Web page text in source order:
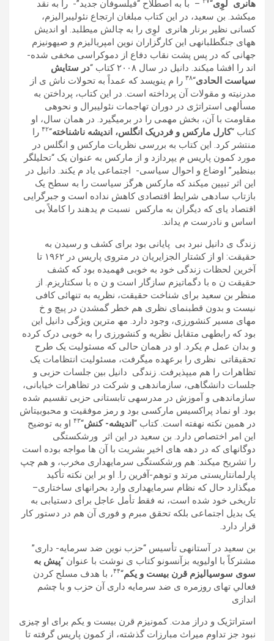
ھانری لوِی“
– با به اصطلاح “فيلسوفان جديد”- را به نقد
میکشد. بن سعيد، در اين کتاب مبلغان ارتجاع نئوليبراليزم،
کسانی نظير برنار ھانری لوِی را به چالش میطلبد. او انديش
هھای جنگطلبانهی اين کارگزاران نوين امپرياليزم و صيھونيزم
جھانی که در پس پشت نقاب دفاع از دموکراسی مخفی شده-
اند را افشا میکند. دانيل در سال ٢٠٠٨ کتاب “
در ستايش
سياست الحادی“٣٨ را م ینويسد که عمداً به تحولات ناش ی از
مدرنيته و مقولات آن پرداخته است. در اين کتاب، پرداختن به
مسألهی استراتژی در دوران تھاجمات نئوليبرال و نحوهی
مقاومت با آن، بخش مھمی را در برمیگيرد. در ھمان سال، او
کتاب “کارل مارکس و فردريک انگلس، انديشه ناشناخته“۴٢ را
منتشر کرد. اين کتاب به بررسی نظريات مارکس و انگلس در
مورد کمون پاريس م یپردازد و از مارکس به عنوان يک “تحليلگر
بینظير” اوضاع و احوال سياسی- اجتماعی ياد م یکند. دانيل در
اين اثر تبيين میکند که مارکس ھرگز سياست را به سطح يک
بازتاب سادهی شرايط اقتصادی کاھش نداده است و جبرگرايی
اقتصاد یای که ديگران به مارکس نسبت م یدھند را کاملاً بی
اساس و نادرست م یداند.
زندگ ی دانيل نبرد بی پايانی بود برای کشف و رسيدن به
حقيقت: او از کشتار الجزايريان در متروی پاريس در ١٩۶٢ تا
آخرين لحظات زندگی خود به خوبی فھميده بود که کشف
حقيقت ن ه با دگماتيزم سازگار است و ن ه با سکتاريزم. از
منظر بن سعيد برای شناخت حقيقت، نظريه به تنھائی کافی
نيست و بدون قطبنمای نظری ھم خطر گمشدن در پيچ و خ
مھای مسير کنشورزی، وجود دارد. مھ مترين ويژگی دانيل اين
بود که رابطهی متقابل نظريه و کنشورزی را به خوبی درک کرده
و بدان عمل م یکرد. او در ھمان حالی که مسثوليت يک طرح
تحقيقاتی نظری را برعھده میگرفت، مسئوليت انتظامات يک
تظاھرات را ھم میپذيرفت. زندگی دانيل بين جلسات حزبی و
جلسات دانشگاھی، سازماندھی و شرکت در تظاھرات خيابانی،
سازماندھی و آموزش در مدرسهی تابستانی حزبی تقسيم شده
بود. او نماد پراکسيس مارکسی بود و رمز موفقيت و محبوبيتاش
در ھمين نکته نھفته است. کتاب “ انديشه- کنش“۴٣ او به توضيح
اين امر اختصاص دارد. بن سعيد در اين اثر ورشکستگی
دوگانهای که در دھه ھای اخير بشريت با آن ھا مواجه بوده است
را تشريح میکند: ھم ورشکستگی سرمايهداری مخرب، و ھم چپ
پارلمانتاريستی مرتد و توھم-آفرين را. او بر اين نکته تأکيد
میگذارد حال که نظام سرمايهداری وارد بحرانھای ساختاری–
تاريخی خود شده است، نه فقط تأمل عاجل برای دستيابی به
يک بديل اجتماعی بلکه تحقق مبرم و فوری آن ھم در دستور کار
قرار دارد.
بن سعيد در آستانهی تأسيس “حزب نوين ضد سرمايه- داری”
مشترکاً با اوليويه بزآنسونو کتاب ی نوشت با عنوان “پيش به
سوی سوسياليزم قرن بيست و يکم“۴۴، با ھدف مسلح کردن
فعالي تھای روزمره ی ضد سرمايه داری آن حزب و با چشم
اندازی
استراتژيک و دراز مدت. کمونيزم قرن بيست و يکم برای او چيزی
نبود جز تداوم ميراث مبارزات گذشته، از کمون پاريس گرفته تا